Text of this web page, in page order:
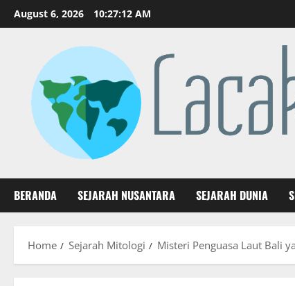
Skip
to
August 6, 2026 10:27:13 AM
BERANDA SEJARAH NUSANTARA SEJARAH DUNIA
Home Sejarah Mitologi Misteri Penguasa Laut Bali